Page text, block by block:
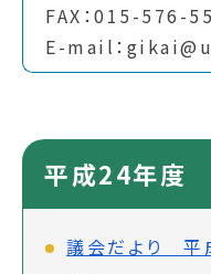
FAX：015-576-
E-mail：
平成24年度
議会だより 平成